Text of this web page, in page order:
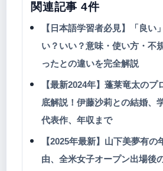
関連記事 4件
【日本語学習者必見】「良い
い？いい？意味・使い方・不
ったとの違いを完全解説
【最新2024年】蓬莱竜太のプ
底解説！伊藤沙莉との結婚、
代表作、年収まで
【2025年最新】山下美夢有の
由、全米女子オープン出場後